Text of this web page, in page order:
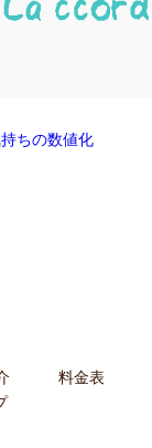
ちの数値化
料金表